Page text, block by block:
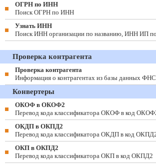
ОГРН по ИНН
Поиск ОГРН по ИНН
Узнать ИНН
Поиск ИНН организации по названию, ИНН ИП
Проверка контрагента
Проверка контрагента
Информация о контрагентах из базы данных ФНС
Конвертеры
ОКОФ в ОКОФ2
Перевод кода классификатора ОКОФ в код
ОКДП в ОКПД2
Перевод кода классификатора ОКДП в код
ОКП в ОКПД2
Перевод кода классификатора ОКП в код ОКПД2